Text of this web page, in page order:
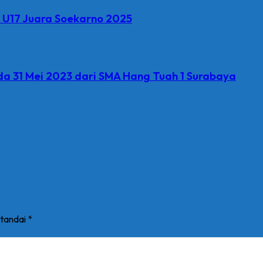
Juara Soekarno 2025
Mei 2023 dari SMA Hang Tuah 1 Surabaya
*